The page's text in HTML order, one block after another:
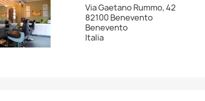
Via Gaetano Rummo, 42
82100 Benevento
Benevento
Italia